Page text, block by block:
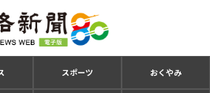
スポーツ おくやみ